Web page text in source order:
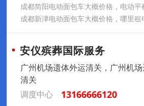
成都简阳电动面包车大概价格，电动平
成都新津电动面包车大概价格，哪里租
安仪殡葬国际服务
广州机场遗体外运清关，广州机
清关
调度中心
13166666120